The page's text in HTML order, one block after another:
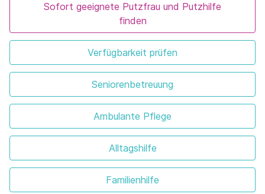
Sofort geeignete Putzfrau und Putzhilfe
finden
Verfügbarkeit prüfen
Seniorenbetreuung
Ambulante Pflege
Alltagshilfe
Familienhilfe